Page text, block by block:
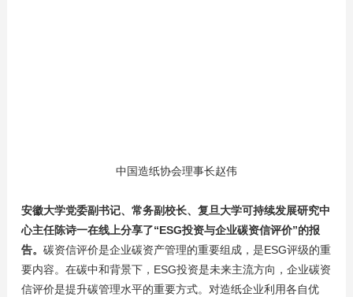
中国造纸协会理事长赵伟
安徽大学党委副书记、常务副校长、复旦大学可持续发展研究中
心主任陈诗一在线上分享了“ESG投资与企业碳资信评价”的报
告。 碳资信评价是企业碳资产管理的重要组成，是ESG评级的重
要内容。在碳中和背景下，ESG投资是未来主流方向，企业碳资
信评价是提升碳管理水平的重要方式。对造纸企业利用各自优